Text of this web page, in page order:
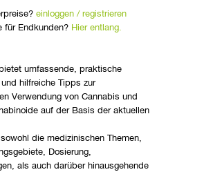
einloggen / registrieren
für Endkunden? Hier entlang.
umfassende, praktische
und hilfreiche Tipps zur
Verwendung von Cannabis und
auf der Basis der aktuellen
die medizinischen Themen,
Dosierung,
als auch darüber hinausgehende